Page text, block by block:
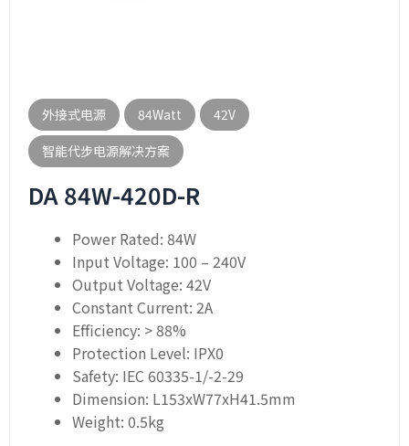
外接式电源 84Watt
42V
智能代步电源解决方案
DA 84W-420D-R
Power Rated: 84W
Input Voltage: 100 – 240V
Output Voltage: 42V
Constant Current: 2A
Efficiency: > 88%
Protection Level: IPX0
Safety: IEC 60335-1/-2-29
Dimension: L153xW77xH41.5mm
Weight: 0.5kg